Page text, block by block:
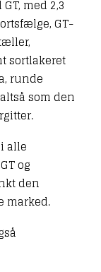
med 2,3
GT-
sortlakeret
runde
som den
alle
og
den
marked.